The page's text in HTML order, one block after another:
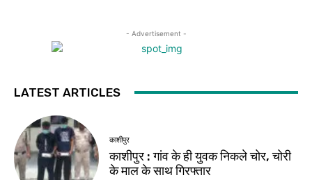
- Advertisement -
LATEST ARTICLES
काशीपुर
काशीपुर : गांव के ही युवक निकले चोर, चोरी
के माल के साथ गिरफ्तार